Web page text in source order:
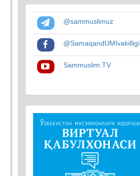
@sammuslimuz
@SamaqandUMIvakilligi
Sammuslim.TV